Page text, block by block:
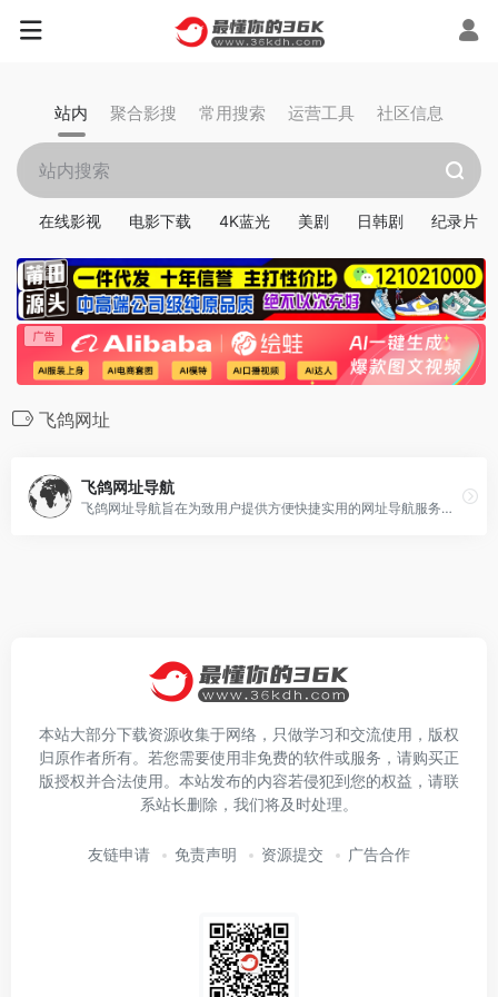
站内 聚合影搜 常用搜索 运营工具 社区信息
在线影视 电影下载 4K蓝光 美剧 日韩剧 纪录片
飞鸽网址
飞鸽网址导航
飞鸽网址导航旨在为致用户提供方便快捷实用的网址导航服务，实用的高校网址大全,是您的上网导航助手。能帮助用户快速访问所需的同类网站，满足用户的上网需求！收录的站点
本站大部分下载资源收集于网络，只做学习和交流使用，版权
归原作者所有。若您需要使用非免费的软件或服务，请购买正
版授权并合法使用。本站发布的内容若侵犯到您的权益，请联
系站长删除，我们将及时处理。
友链申请 免责声明 资源提交 广告合作